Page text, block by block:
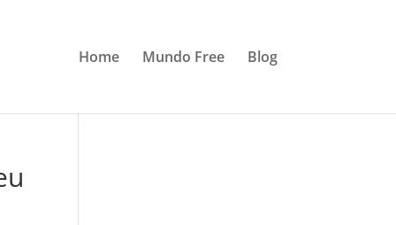
Home Mundo Free Blog